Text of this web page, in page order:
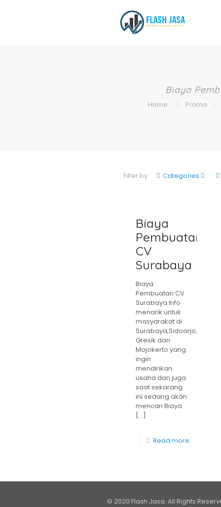
Biaya
Home Promo
Filter by Categories
Biaya
Pembuatan
CV
Surabaya
Biaya
Pembuatan CV
Surabaya Info
menarik untuk
masyarakat di
Surabaya,Sidoarjo,
Gresik dan
Mojokerto yang
ingin
mendirikan
usaha dan juga
saat sekarang
ini sedang akan
mencari Biaya
[…]
Read more
© 2020 Flash Jasa. All Rights